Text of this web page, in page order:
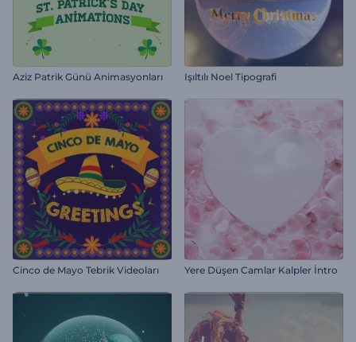
Aziz Patrik Günü Animasyonları Işıltılı Noel Tipografi
Cinco de Mayo Tebrik Videoları Yere Düşen Camlar Kalpler İntro